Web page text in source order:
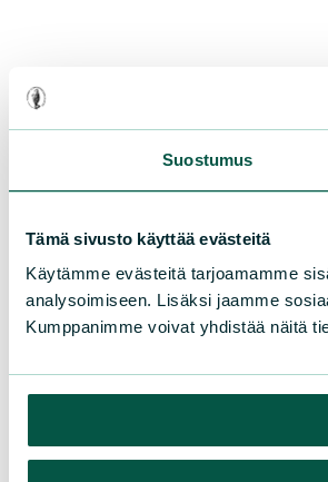
Suostumus
Tämä sivusto käyttää evästeitä
Käytämme evästeitä tarjoamamme
analysoimiseen. Lisäksi jaamme
Kumppanimme voivat yhdistää näitä